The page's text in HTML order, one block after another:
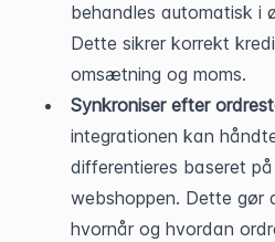
behandles automatisk i
Dette sikrer korrekt
omsætning og moms.
Synkroniser efter
integrationen kan
differentieres baseret
webshoppen. Dette gør
hvornår og hvordan